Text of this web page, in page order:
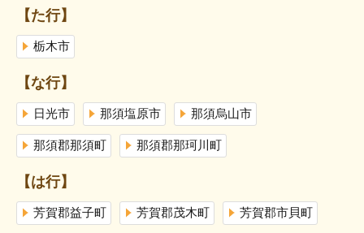
【た行】
栃木市
【な行】
日光市 那須塩原市 那須烏山市
那須郡那須町 那須郡那珂川町
【は行】
芳賀郡益子町 芳賀郡茂木町 芳賀郡市貝町